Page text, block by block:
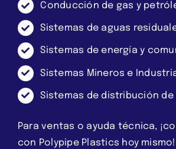
Conducción de gas y
Sistemas de aguas
Sistemas de energía y
Sistemas Mineros e
Sistemas de distribución de
Para ventas o ayuda técnica,
con Polypipe Plastics hoy mismo!